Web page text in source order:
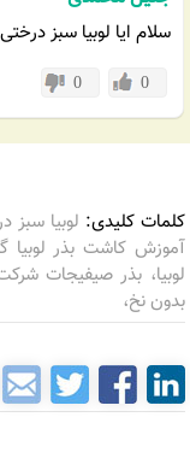
سلام ایا لوبیا سبز
0 0
کلمات کلیدی:
آموزش کاشت بذر لوبیا
بدون نخ،